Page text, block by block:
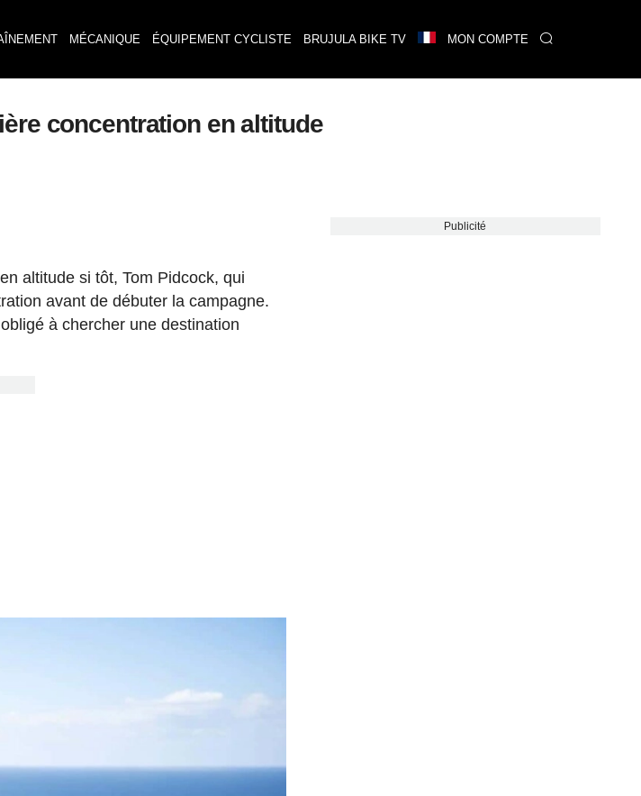
MÉCANIQUE ÉQUIPEMENT CYCLISTE BRUJULA BIKE TV MON COMPTE
concentration en altitude
altitude si tôt, Tom Pidcock, qui
avant de débuter la campagne.
à chercher une destination
Publicité